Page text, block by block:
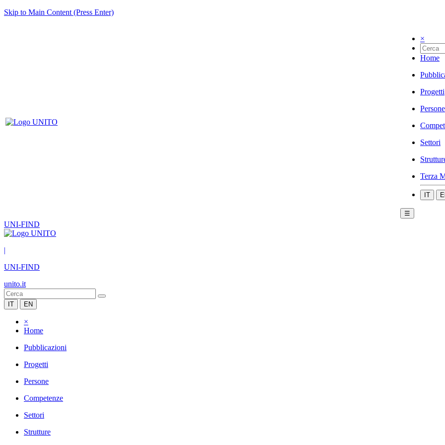
Skip to Main Content (Press Enter)
×
Home
Progetti
Persone
Settori
Terza
IT
☰
UNI-FIND
|
UNI-FIND
unito.it
IT EN
×
Home
Pubblicazioni
Progetti
Persone
Competenze
Settori
Strutture